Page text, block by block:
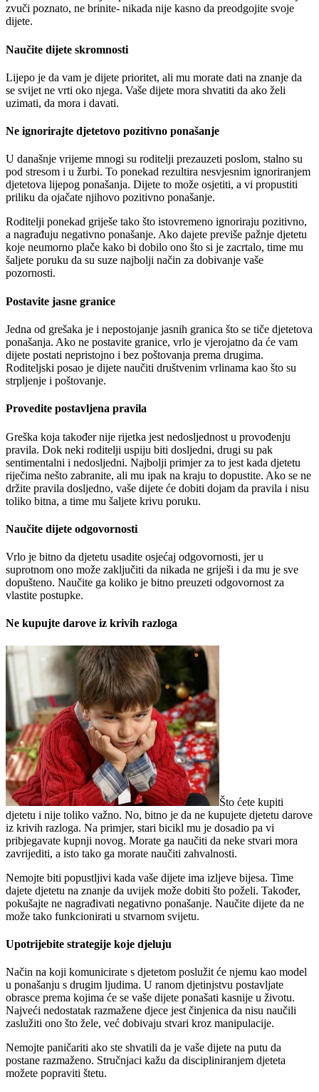
zvuči poznato, ne brinite- nikada nije kasno da preodgojite svoje
dijete.
Naučite dijete skromnosti
Lijepo je da vam je dijete prioritet, ali mu morate dati na znanje da
se svijet ne vrti oko njega. Vaše dijete mora shvatiti da ako želi
uzimati, da mora i davati.
Ne ignorirajte djetetovo pozitivno ponašanje
U današnje vrijeme mnogi su roditelji prezauzeti poslom, stalno su
pod stresom i u žurbi. To ponekad rezultira nesvjesnim ignoriranjem
djetetova lijepog ponašanja. Dijete to može osjetiti, a vi propustiti
priliku da ojačate njihovo pozitivno ponašanje.
Roditelji ponekad griješe tako što istovremeno ignoriraju pozitivno,
a nagrađuju negativno ponašanje. Ako dajete previše pažnje djetetu
koje neumorno plače kako bi dobilo ono što si je zacrtalo, time mu
šaljete poruku da su suze najbolji način za dobivanje vaše
pozornosti.
Postavite jasne granice
Jedna od grešaka je i nepostojanje jasnih granica što se tiče djetetova
ponašanja. Ako ne postavite granice, vrlo je vjerojatno da će vam
dijete postati nepristojno i bez poštovanja prema drugima.
Roditeljski posao je dijete naučiti društvenim vrlinama kao što su
strpljenje i poštovanje.
Provedite postavljena pravila
Greška koja također nije rijetka jest nedosljednost u provođenju
pravila. Dok neki roditelji uspiju biti dosljedni, drugi su pak
sentimentalni i nedosljedni. Najbolji primjer za to jest kada djetetu
riječima nešto zabranite, ali mu ipak na kraju to dopustite. Ako se ne
držite pravila dosljedno, vaše dijete će dobiti dojam da pravila i nisu
toliko bitna, a time mu šaljete krivu poruku.
Naučite dijete odgovornosti
Vrlo je bitno da djetetu usadite osjećaj odgovornosti, jer u
suprotnom ono može zaključiti da nikada ne griješi i da mu je sve
dopušteno. Naučite ga koliko je bitno preuzeti odgovornost za
vlastite postupke.
Ne kupujte darove iz krivih razloga
Što ćete kupiti
djetetu i nije toliko važno. No, bitno je da ne kupujete djetetu darove
iz krivih razloga. Na primjer, stari bicikl mu je dosadio pa vi
pribjegavate kupnji novog. Morate ga naučiti da neke stvari mora
zavrijediti, a isto tako ga morate naučiti zahvalnosti.
Nemojte biti popustljivi kada vaše dijete ima izljeve bijesa. Time
dajete djetetu na znanje da uvijek može dobiti što poželi. Također,
pokušajte ne nagrađivati negativno ponašanje. Naučite dijete da ne
može tako funkcionirati u stvarnom svijetu.
Upotrijebite strategije koje djeluju
Način na koji komunicirate s djetetom poslužit će njemu kao model
u ponašanju s drugim ljudima. U ranom djetinjstvu postavljate
obrasce prema kojima će se vaše dijete ponašati kasnije u životu.
Najveći nedostatak razmažene djece jest činjenica da nisu naučili
zaslužiti ono što žele, već dobivaju stvari kroz manipulacije.
Nemojte paničariti ako ste shvatili da je vaše dijete na putu da
postane razmaženo. Stručnjaci kažu da discipliniranjem djeteta
možete popraviti štetu.